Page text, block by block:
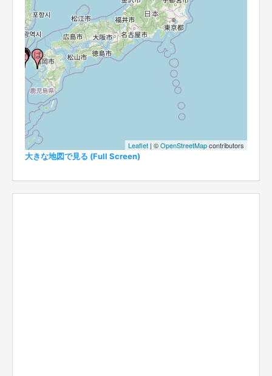
Leaflet | ©OpenStreetMapcontributors
大きな地図で見る (Full Screen)